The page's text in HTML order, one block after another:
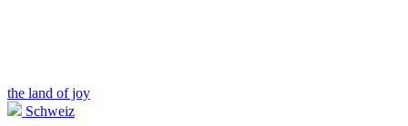
the land of joy
Schweiz